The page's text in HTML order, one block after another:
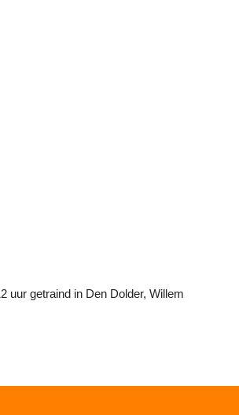
uur getraind in Den Dolder, Willem